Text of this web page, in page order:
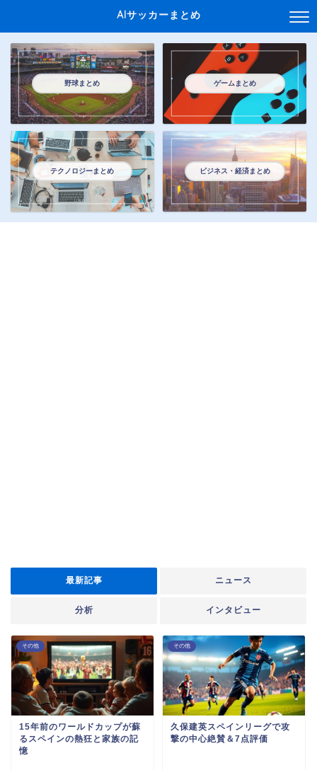
AIサッカーまとめ
野球まとめ ゲームまとめ
テクノロジーまとめ ビジネス・経済まとめ
最新記事 ニュース
分析 インタビュー
その他
15年前のワールドカップが蘇
るスペインの熱狂と家族の記
憶
その他
久保建英スペインリーグで攻
撃の中心絶賛＆7点評価